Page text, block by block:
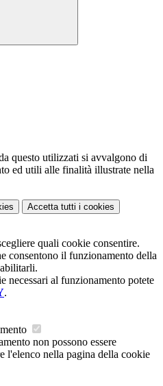
questo utilizzati si avvalgono di
ed utili alle finalità illustrate nella
Accetta tutti i cookies
quali cookie consentire.
consentono il funzionamento della
necessari al funzionamento potete
.
non possono essere
l'elenco nella pagina della cookie